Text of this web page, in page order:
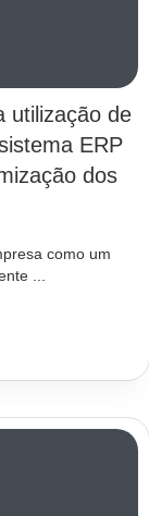
utilização de
ERP
dos
como um
...